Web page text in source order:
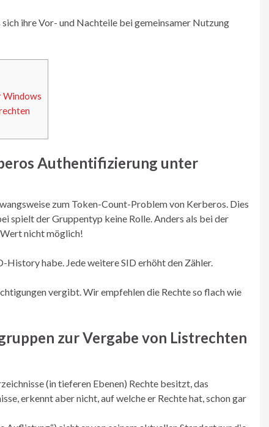
ihre Vor- und Nachteile bei gemeinsamer Nutzung
Windows
Authentifizierung unter
zum Token-Count-Problem von Kerberos. Dies
spielt der Gruppentyp keine Rolle. Anders als bei der
nicht möglich!
History habe. Jede weitere SID erhöht den Zähler.
vergibt. Wir empfehlen die Rechte so flach wie
zur Vergabe von Listrechten
(in tieferen Ebenen) Rechte besitzt, das
erkennt aber nicht, auf welche er Rechte hat, schon gar